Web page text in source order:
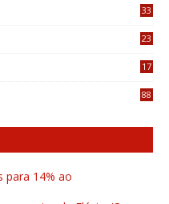
33
23
17
88
para 14% ao